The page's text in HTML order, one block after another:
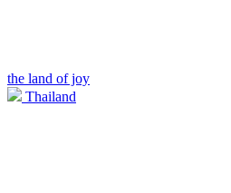
the land of joy
Thailand